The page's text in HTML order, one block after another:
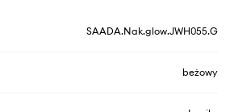
SAADA.Nak.glow.JWH055.G
beżowy